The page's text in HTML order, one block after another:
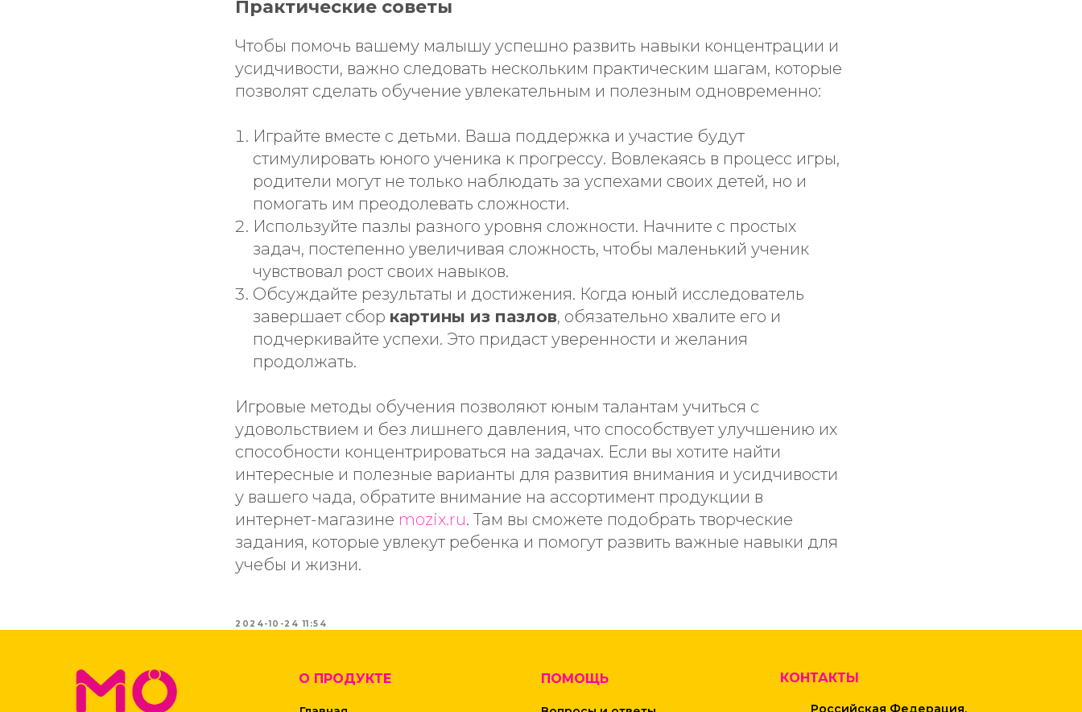
Практические советы
Чтобы помочь вашему малышу успешно развить навыки концентрации и
усидчивости, важно следовать нескольким практическим шагам, которые
позволят сделать обучение увлекательным и полезным одновременно:
Играйте вместе с детьми. Ваша поддержка и участие будут
стимулировать юного ученика к прогрессу. Вовлекаясь в процесс игры,
родители могут не только наблюдать за успехами своих детей, но и
помогать им преодолевать сложности.
Используйте пазлы разного уровня сложности. Начните с простых
задач, постепенно увеличивая сложность, чтобы маленький ученик
чувствовал рост своих навыков.
Обсуждайте результаты и достижения. Когда юный исследователь
завершает сбор картины из пазлов, обязательно хвалите его и
подчеркивайте успехи. Это придаст уверенности и желания
продолжать.
Игровые методы обучения позволяют юным талантам учиться с
удовольствием и без лишнего давления, что способствует улучшению их
способности концентрироваться на задачах. Если вы хотите найти
интересные и полезные варианты для развития внимания и усидчивости
у вашего чада, обратите внимание на ассортимент продукции в
интернет-магазине mozix.ru. Там вы сможете подобрать творческие
задания, которые увлекут ребенка и помогут развить важные навыки для
учебы и жизни.
2024-10-24 11:54
Российская Федерация,
КОНТАКТЫ
ПОМОЩЬ
О ПРОДУКТЕ